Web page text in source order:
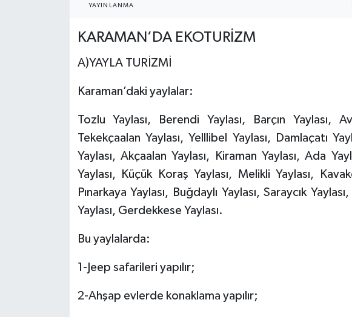
YAYINLANMA
KARAMAN’DA EKOTURİZM
A)YAYLA TURİZMİ
Karaman’daki yaylalar:
Tozlu Yaylası, Berendi Yaylası, Barçın Yaylası,
Tekekçaalan Yaylası, Yelllibel Yaylası, Damlaçatı
Yaylası, Akçaalan Yaylası, Kiraman Yaylası, Ada
Yaylası, Küçük Koraş Yaylası, Melikli Yaylası,
Pınarkaya Yaylası, Buğdaylı Yaylası, Saraycık
Yaylası, Gerdekkese Yaylası.
Bu yaylalarda:
1-Jeep safarileri yapılır;
2-Ahşap evlerde konaklama yapılır;